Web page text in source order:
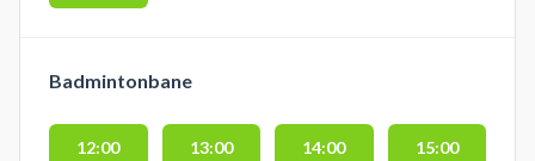
Badmintonbane
12:00 13:00 14:00 15:00